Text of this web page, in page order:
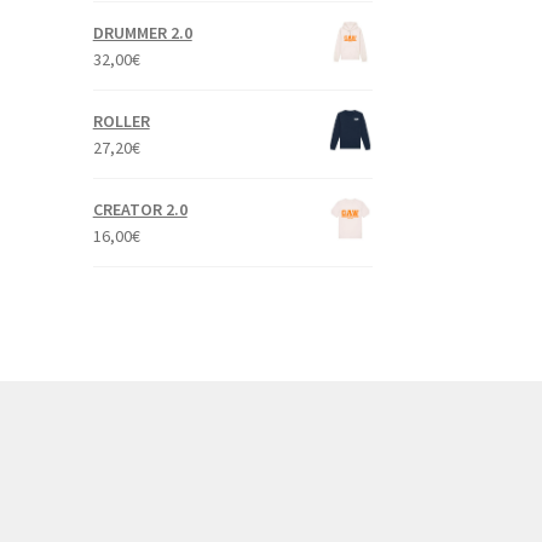
DRUMMER 2.0
32,00€
ROLLER
27,20€
CREATOR 2.0
16,00€